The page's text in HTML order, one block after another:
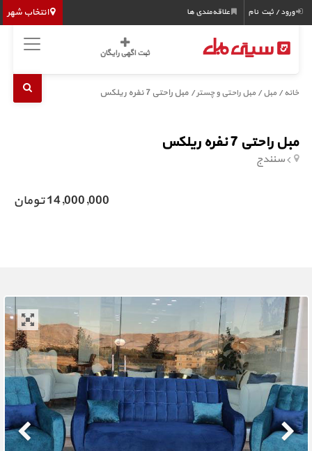
انتخاب شهر ورود / ثبت نام علاقه‌مندی ها
ثبت اگهی رایگان
خانه /مبل/مبل راحتی و چستر/ مبل راحتی 7 نفره ریلکس
مبل راحتی 7 نفره ریلکس
سنندج
14,000,000 تومان